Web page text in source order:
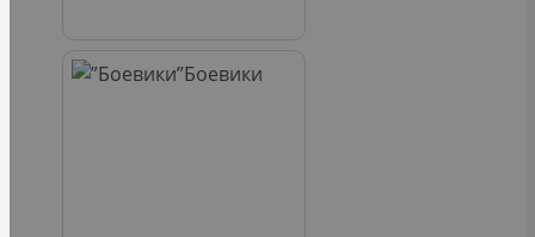
Боевики